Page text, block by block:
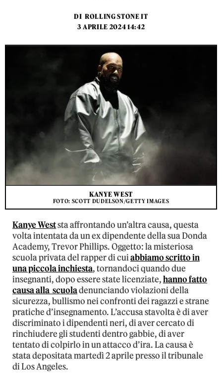
DI ROLLING STONE IT
3 APRILE 2024 14:42
KANYE WEST
FOTO: SCOTT DUDELSON/GETTY IMAGES
Kanye Weststa affrontando un’altra causa, questa
volta intentata da un ex dipendente della sua Donda
Academy, Trevor Phillips. Oggetto: la misteriosa
scuola privata del rapper di cuiabbiamo scritto in
una piccola inchiesta, tornandoci quando due
insegnanti, dopo essere state licenziate,hanno fatto
causa alla scuoladenunciando violazioni della
sicurezza, bullismo nei confronti dei ragazzi e strane
pratiche d’insegnamento. L’accusa stavolta è di aver
discriminato i dipendenti neri, di aver cercato di
rinchiudere gli studenti dentro gabbie, di aver
tentato di colpirlo in un attacco d’ira. La causa è
stata depositata martedì 2 aprile presso il tribunale
di Los Angeles.